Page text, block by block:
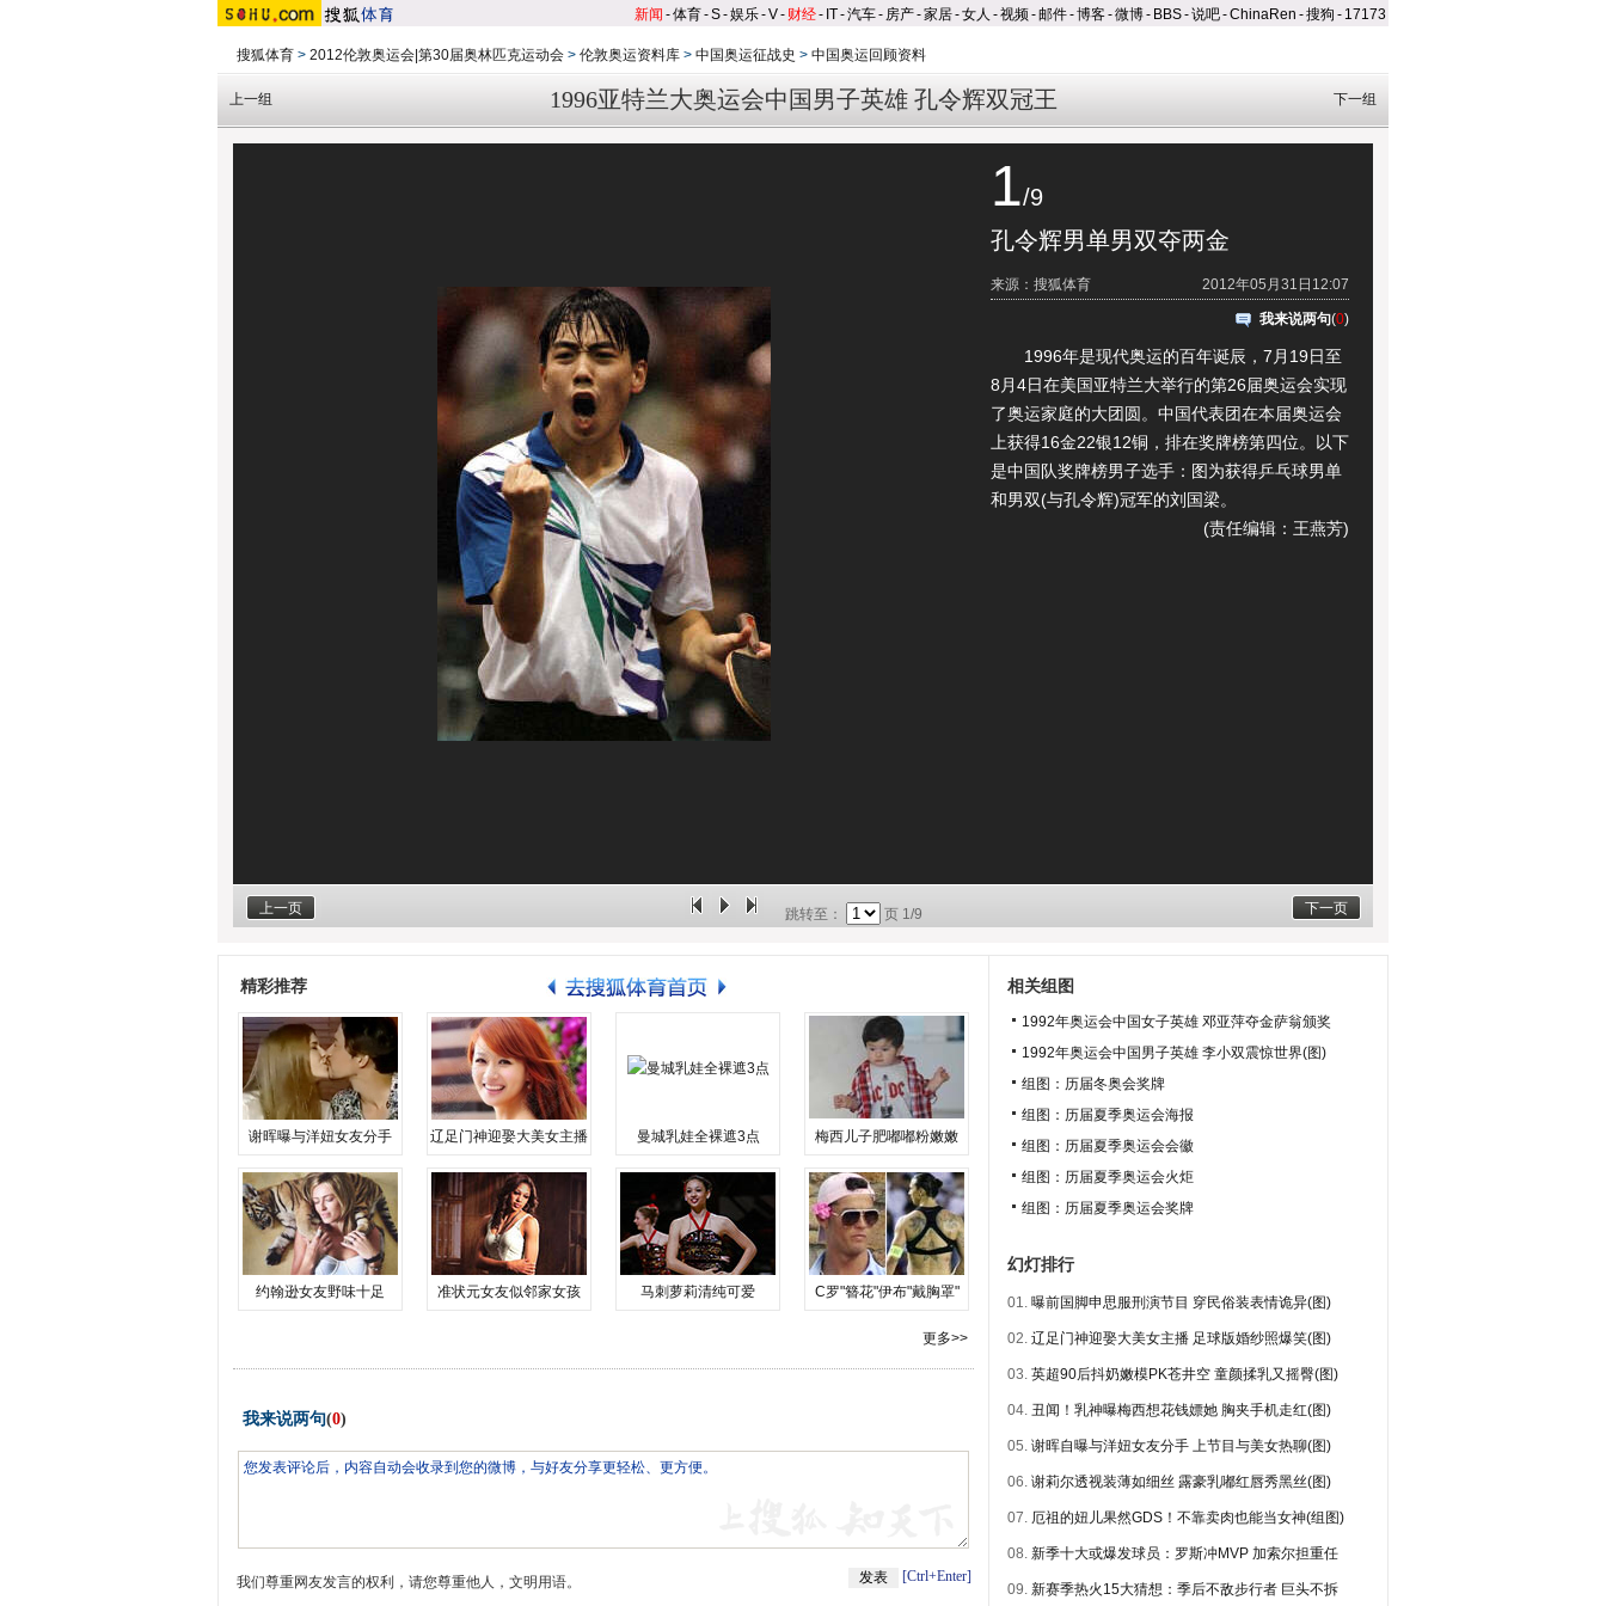
新闻 -体育-S-娱乐-V- 财经- IT-汽车- 房产-家居-女人 -视频-邮件-博客-微博- BBS-说吧-ChinaRen -搜狗 - 17173
搜狐体育 > 2012伦敦奥运会|第30届奥林匹克运动会 > 伦敦奥运资料库 > 中国奥运征战史 > 中国奥运回顾资料
1996亚特兰大奥运会中国男子英雄 孔令辉双冠王
上一组 下一组
1/9
孔令辉男单男双夺两金
2012年05月31日12:07
来源：搜狐体育
我来说两句(0)
1996年是现代奥运的百年诞辰，7月19日至
8月4日在美国亚特兰大举行的第26届奥运会实现
了奥运家庭的大团圆。中国代表团在本届奥运会
上获得16金22银12铜，排在奖牌榜第四位。以下
是中国队奖牌榜男子选手：图为获得乒乓球男单
和男双(与孔令辉)冠军的刘国梁。
(责任编辑：王燕芳)
上一页 下一页
跳转至： 页 1/9
精彩推荐
谢晖曝与洋妞女友分手 辽足门神迎娶大美女主播 曼城乳娃全裸遮3点 梅西儿子肥嘟嘟粉嫩嫩
约翰逊女友野味十足 准状元女友似邻家女孩 马刺萝莉清纯可爱 C罗"簪花"伊布"戴胸罩"
更多>>
我来说两句(0)
我们尊重网友发言的权利，请您尊重他人，文明用语。 [Ctrl+Enter]
相关组图
1992年奥运会中国女子英雄 邓亚萍夺金萨翁颁奖
1992年奥运会中国男子英雄 李小双震惊世界(图)
组图：历届冬奥会奖牌
组图：历届夏季奥运会海报
组图：历届夏季奥运会会徽
组图：历届夏季奥运会火炬
组图：历届夏季奥运会奖牌
幻灯排行
01. 曝前国脚申思服刑演节目 穿民俗装表情诡异(图)
02. 辽足门神迎娶大美女主播 足球版婚纱照爆笑(图)
03. 英超90后抖奶嫩模PK苍井空 童颜揉乳又摇臀(图)
04. 丑闻！乳神曝梅西想花钱嫖她 胸夹手机走红(图)
05. 谢晖自曝与洋妞女友分手 上节目与美女热聊(图)
06. 谢莉尔透视装薄如细丝 露豪乳嘟红唇秀黑丝(图)
07. 厄祖的妞儿果然GDS！不靠卖肉也能当女神(组图)
08. 新季十大或爆发球员：罗斯冲MVP 加索尔担重任
09. 新赛季热火15大猜想：季后不敌步行者 巨头不拆